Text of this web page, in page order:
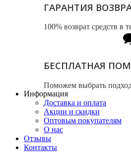
ГАРАНТИЯ
100% возврат средств в
БЕСПЛАТНАЯ
Поможем выбрать
Информация
Доставка и оплата
Акции и скидки
Оптовым покупателям
О нас
Отзывы
Контакты